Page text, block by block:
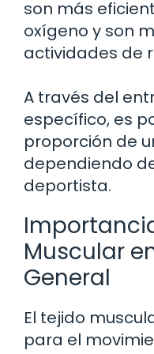
son más
oxígeno y son
actividades de
A través del
específico, es
proporción de
dependiendo
deportista.
Muscular
General
El tejido
para el